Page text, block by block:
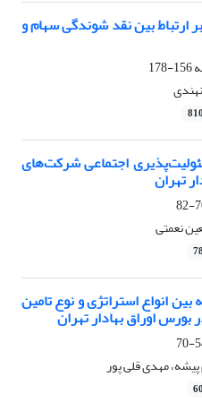
ارتباط بین نقد شوندگی سهام و
156-178
اجتماعی شرکت‌های
تهران
نعمتی
بین انواع استراتژی و نوع تامین
اوراق بهادار تهران
مهدی قلی پور